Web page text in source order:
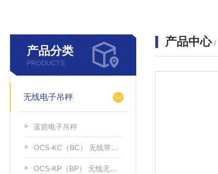
产品分类
PRODUCTS
无线电子吊秤
蓝箭电子吊秤
OCS-KC（BC） 无线带打印吊钩秤
OCS-KP（BP） 无线无打印吊钩称
产品中心 /